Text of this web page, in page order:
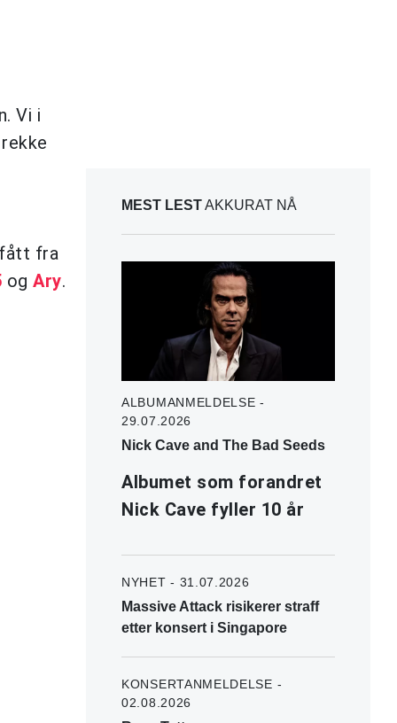
Vi i
fått fra
og Ary.
MEST LESTAKKURAT NÅ
ALBUMANMELDELSE -
29.07.2026
Nick Cave and The Bad Seeds
Albumet som forandret
Nick Cave fyller 10 år
NYHET - 31.07.2026
Massive Attack risikerer straff
etter konsert i Singapore
KONSERTANMELDELSE -
02.08.2026